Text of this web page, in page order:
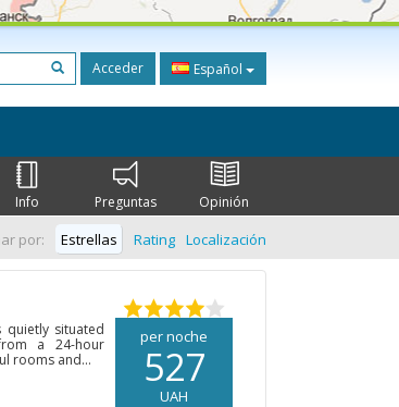
Acceder Español
Info Preguntas Opinión
por: Estrellas Rating Localización
per noche
527
UAH
quietly situated
a 24-hour
rooms and...